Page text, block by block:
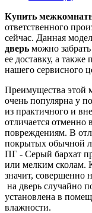
Купить
ответственного
сейчас. Данная
дверь можно
ее доставку, а
нашего сервисного
Преимущества этой
очень популярна у
из практичного и
отличается отменно
повреждениям. В
покрытых обычной
ПГ - Серый бархат
или мелким сколам.
значит, совершенно
на дверь случайно
установлена в
влажности.